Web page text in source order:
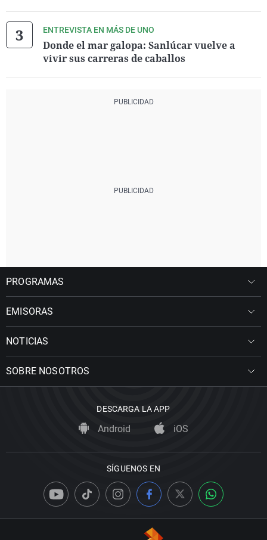
ENTREVISTA EN MÁS DE UNO
Donde el mar galopa: Sanlúcar vuelve a
vivir sus carreras de caballos
PROGRAMAS
EMISORAS
NOTICIAS
SOBRE NOSOTROS
DESCARGA LA APP
Android iOS
SÍGUENOS EN